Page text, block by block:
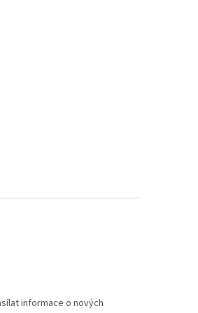
informace o nových